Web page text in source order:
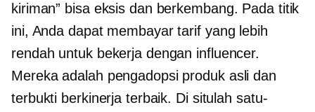
kiriman” bisa eksis dan berkembang. Pada titik
ini, Anda dapat membayar tarif yang lebih
rendah untuk bekerja dengan influencer.
Mereka adalah pengadopsi produk asli dan
terbukti berkinerja terbaik. Di situlah satu-